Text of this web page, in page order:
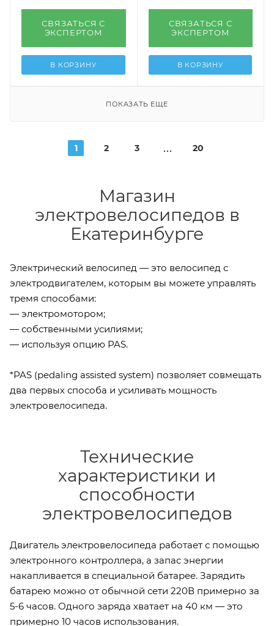
СВЯЗАТЬСЯ С
ЭКСПЕРТОМ
В КОРЗИНУ
СВЯЗАТЬСЯ С
ЭКСПЕРТОМ
В КОРЗИНУ
ПОКАЗАТЬ ЕЩЕ
1 2 3 20
Магазин
электровелосипедов в
Екатеринбурге
Электрический велосипед — это велосипед с
электродвигателем, которым вы можете управлять
тремя способами:
— электромотором;
— собственными усилиями;
— используя опцию PAS.
*PAS (pedaling assisted system) позволяет совмещать
два первых способа и усиливать мощность
электровелосипеда.
Технические
характеристики и
способности
электровелосипедов
Двигатель электровелосипеда работает с помощью
электронного контроллера, а запас энергии
накапливается в специальной батарее. Зарядить
батарею можно от обычной сети 220В примерно за
5-6 часов. Одного заряда хватает на 40 км — это
примерно 10 часов использования.